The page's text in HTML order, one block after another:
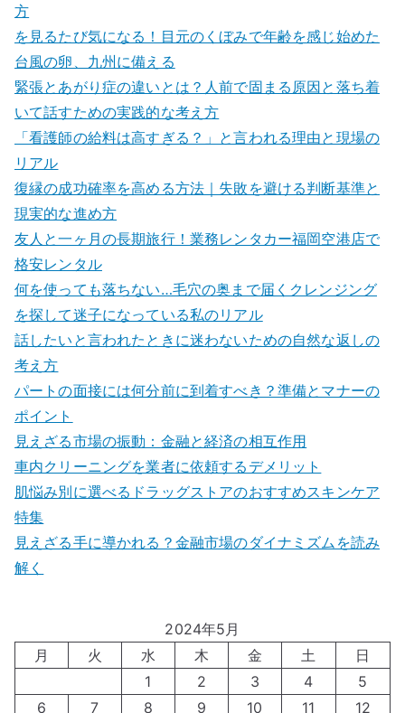
方
を見るたび気になる！目元のくぼみで年齢を感じ始めた
台風の卵、九州に備える
緊張とあがり症の違いとは？人前で固まる原因と落ち着
いて話すための実践的な考え方
「看護師の給料は高すぎる？」と言われる理由と現場の
リアル
復縁の成功確率を高める方法｜失敗を避ける判断基準と
現実的な進め方
友人と一ヶ月の長期旅行！業務レンタカー福岡空港店で
格安レンタル
何を使っても落ちない…毛穴の奥まで届くクレンジング
を探して迷子になっている私のリアル
話したいと言われたときに迷わないための自然な返しの
考え方
パートの面接には何分前に到着すべき？準備とマナーの
ポイント
見えざる市場の振動：金融と経済の相互作用
車内クリーニングを業者に依頼するデメリット
肌悩み別に選べるドラッグストアのおすすめスキンケア
特集
見えざる手に導かれる？金融市場のダイナミズムを読み
解く
2024年5月
月
火 水 木 金 土
日
1
2 3 4
5
6
7 8 9 10 11 12